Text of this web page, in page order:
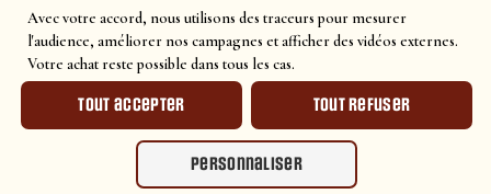
Avec votre accord, nous utilisons des traceurs pour mesurer
l'audience, améliorer nos campagnes et afficher des vidéos externes.
Votre achat reste possible dans tous les cas.
Tout accepter Tout refuser
Personnaliser